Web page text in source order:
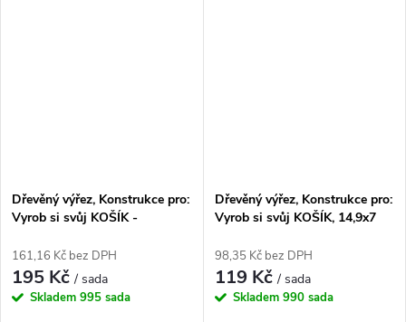
Dřevěný výřez, Konstrukce pro:
Vyrob si svůj KOŠÍK -
161,16 Kč bez DPH
195 Kč/ sada
Skladem 995 sada
Dřevěný výřez, Konstrukce pro:
Vyrob si svůj KOŠÍK, 14,9x7
98,35 Kč bez DPH
119 Kč/ sada
Skladem 990 sada